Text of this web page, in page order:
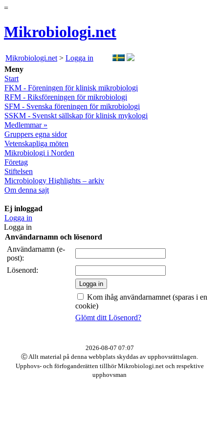
=
Mikrobiologi.net
Mikrobiologi.net > Logga in
Meny
Start
FKM - Föreningen för klinisk mikrobiologi
RFM - Riksföreningen för mikrobiologi
SFM - Svenska föreningen för mikrobiologi
SSKM - Svenskt sällskap för klinisk mykologi
Medlemmar »
Gruppers egna sidor
Vetenskapliga möten
Mikrobiologi i Norden
Företag
Stiftelsen
Microbiology Highlights – arkiv
Om denna sajt
Ej inloggad
Logga in
Logga in
Användarnamn och lösenord
Användarnamn (e-
post):
Lösenord:
Kom ihåg användarnamnet (sparas i en
cookie)
Glömt ditt Lösenord?
2026-08-07 07:07
Ⓒ Allt material på denna webbplats skyddas av upphovsrättslagen.
Upphovs- och förfoganderätten tillhör Mikrobiologi.net och respektive
upphovsman